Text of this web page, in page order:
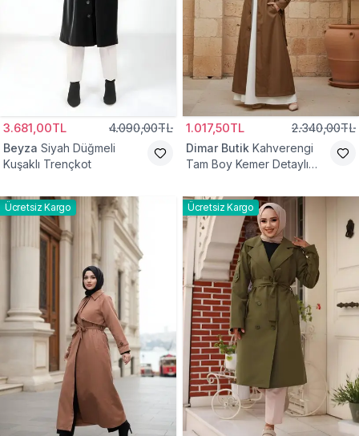
3.681,00TL 4.090,00TL
Beyza Siyah Düğmeli
Kuşaklı Trençkot
1.017,50TL 2.340,00TL
Dimar Butik Kahverengi
Tam Boy Kemer Detaylı
Ücretsiz Kargo Ücretsiz Kargo